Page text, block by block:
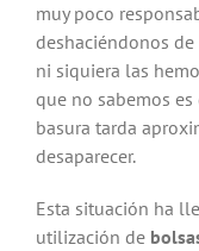
muy poco
deshaciéndonos
ni siquiera las
que no sabemos
basura tarda
desaparecer.
Esta situación ha
utilización de